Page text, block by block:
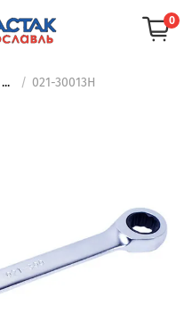
0
... 021-30013H